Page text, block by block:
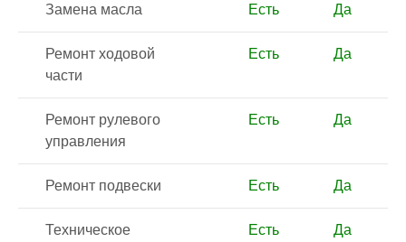
Замена масла Есть Да
Ремонт ходовой
части
Есть Да
Ремонт рулевого
управления
Есть Да
Ремонт подвески Есть Да
Техническое
Есть Да